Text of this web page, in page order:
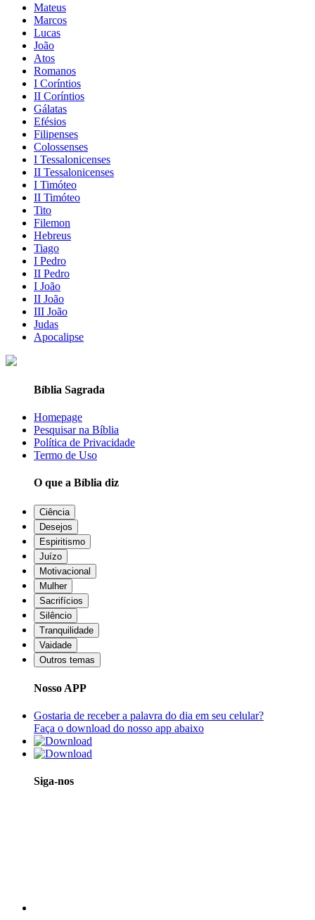
Mateus
Marcos
Lucas
João
Atos
Romanos
I Coríntios
II Coríntios
Gálatas
Efésios
Filipenses
Colossenses
I Tessalonicenses
II Tessalonicenses
I Timóteo
II Timóteo
Tito
Filemon
Hebreus
Tiago
I Pedro
II Pedro
I João
II João
III João
Judas
Apocalipse
Bíblia Sagrada
Homepage
Pesquisar na Bíblia
Política de Privacidade
Termo de Uso
O que a Bíblia diz
Ciência
Desejos
Espiritismo
Juízo
Motivacional
Mulher
Sacrifícios
Silêncio
Tranquilidade
Vaidade
Outros temas
Nosso APP
Gostaria de receber a palavra do dia em seu celular?
Faça o download do nosso app abaixo
Siga-nos